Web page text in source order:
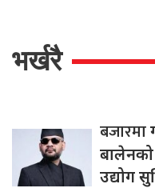
भर्खरै
बजारमा
बालेनको
उद्योग